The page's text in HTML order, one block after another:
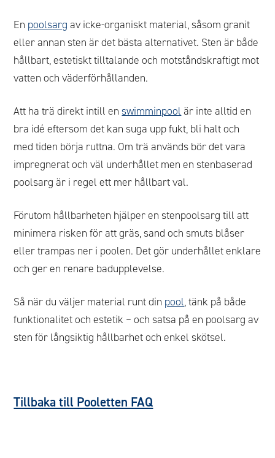
En poolsarg av icke-organiskt material, såsom granit
eller annan sten är det bästa alternativet. Sten är både
hållbart, estetiskt tilltalande och motståndskraftigt mot
vatten och väderförhållanden.
Att ha trä direkt intill enswimminpool är inte alltid en
bra idé eftersom det kan suga upp fukt, bli halt och
med tiden börja ruttna. Om trä används bör det vara
impregnerat och väl underhållet men en stenbaserad
poolsarg är i regel ett mer hållbart val.
Förutom hållbarheten hjälper en stenpoolsarg till att
minimera risken för att gräs, sand och smuts blåser
eller trampas ner i poolen. Det gör underhållet enklare
och ger en renare badupplevelse.
Så när du väljer material runt din pool, tänk på både
funktionalitet och estetik – och satsa på en poolsarg av
sten för långsiktig hållbarhet och enkel skötsel.
Tillbaka till Pooletten FAQ